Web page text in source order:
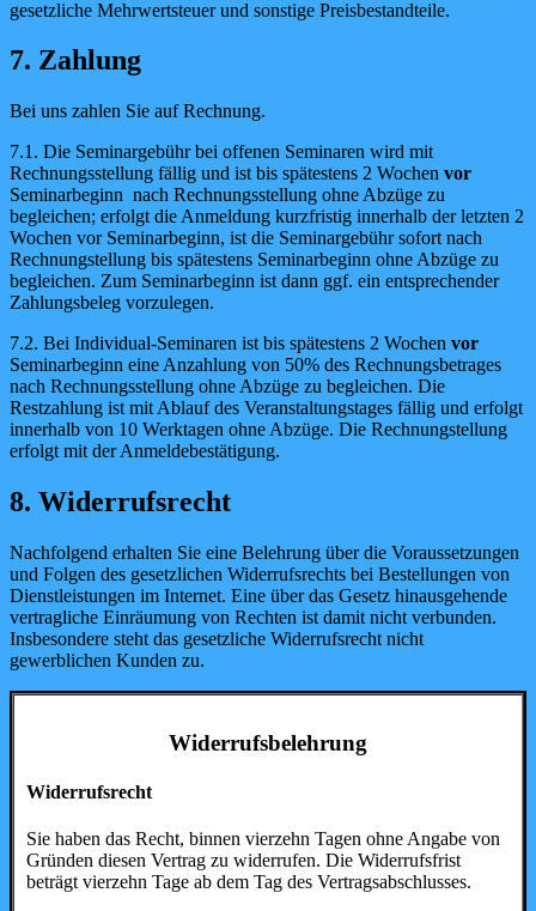
gesetzliche Mehrwertsteuer und sonstige Preisbestandteile.
7. Zahlung
Bei uns zahlen Sie auf Rechnung.
7.1. Die Seminargebühr bei offenen Seminaren wird mit
Rechnungsstellung fällig und ist bis spätestens 2 Wochen vor
Seminarbeginn nach Rechnungsstellung ohne Abzüge zu
begleichen; erfolgt die Anmeldung kurzfristig innerhalb der letzten 2
Wochen vor Seminarbeginn, ist die Seminargebühr sofort nach
Rechnungstellung bis spätestens Seminarbeginn ohne Abzüge zu
begleichen. Zum Seminarbeginn ist dann ggf. ein entsprechender
Zahlungsbeleg vorzulegen.
7.2. Bei Individual-Seminaren ist bis spätestens 2 Wochen vor
Seminarbeginn eine Anzahlung von 50% des Rechnungsbetrages
nach Rechnungsstellung ohne Abzüge zu begleichen. Die
Restzahlung ist mit Ablauf des Veranstaltungstages fällig und erfolgt
innerhalb von 10 Werktagen ohne Abzüge. Die Rechnungstellung
erfolgt mit der Anmeldebestätigung.
8. Widerrufsrecht
Nachfolgend erhalten Sie eine Belehrung über die Voraussetzungen
und Folgen des gesetzlichen Widerrufsrechts bei Bestellungen von
Dienstleistungen im Internet. Eine über das Gesetz hinausgehende
vertragliche Einräumung von Rechten ist damit nicht verbunden.
Insbesondere steht das gesetzliche Widerrufsrecht nicht
gewerblichen Kunden zu.
Widerrufsbelehrung
Widerrufsrecht
Sie haben das Recht, binnen vierzehn Tagen ohne Angabe von
Gründen diesen Vertrag zu widerrufen. Die Widerrufsfrist
beträgt vierzehn Tage ab dem Tag des Vertragsabschlusses.